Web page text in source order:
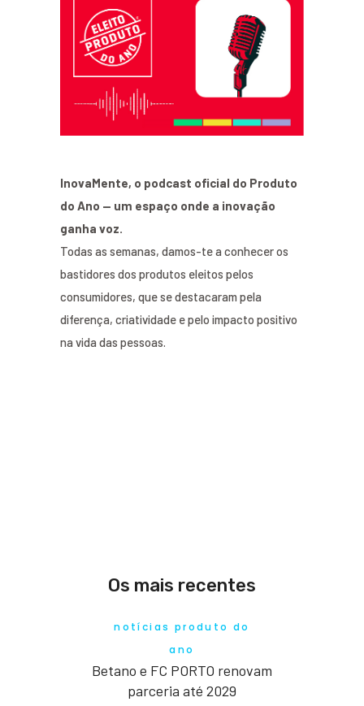
InovaMente, o podcast oficial do Produto
do Ano — um espaço onde a inovação
ganha voz.
Todas as semanas, damos-te a conhecer os
bastidores dos produtos eleitos pelos
consumidores, que se destacaram pela
diferença, criatividade e pelo impacto positivo
na vida das pessoas.
Os mais recentes
notícias produto do
ano
Betano e FC PORTO renovam
parceria até 2029